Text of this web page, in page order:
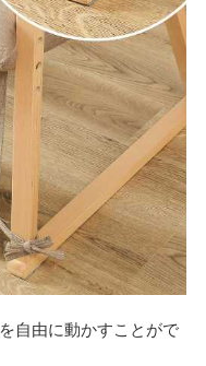
自由に動かすことがで